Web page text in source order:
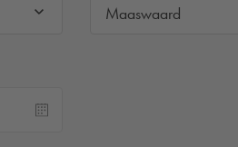
Maaswaard